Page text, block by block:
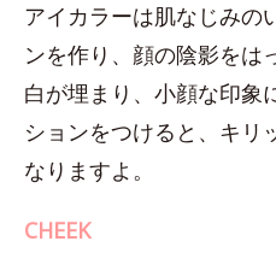
アイカラーは肌なじみの
ンを作り、顔の陰影をは
白が埋まり、小顔な印象
ションをつけると、キリ
なりますよ。
CHEEK